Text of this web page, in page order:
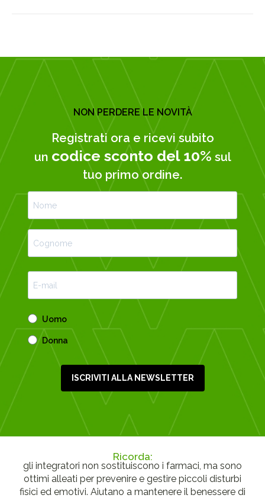
NON PERDERE LE NOVITÀ
Registrati ora e ricevi subito
un codice sconto del 10% sul
tuo primo ordine.
Uomo
Donna
ISCRIVITI ALLA NEWSLETTER
Ricorda:
gli integratori non sostituiscono i farmaci, ma sono
ottimi alleati per prevenire e gestire piccoli disturbi
fisici ed emotivi. Aiutano a mantenere il benessere di